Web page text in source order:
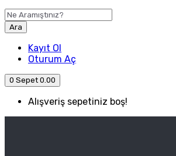
Ara
Kayıt Ol
Oturum Aç
0 Sepet 0.00
Alışveriş sepetiniz boş!